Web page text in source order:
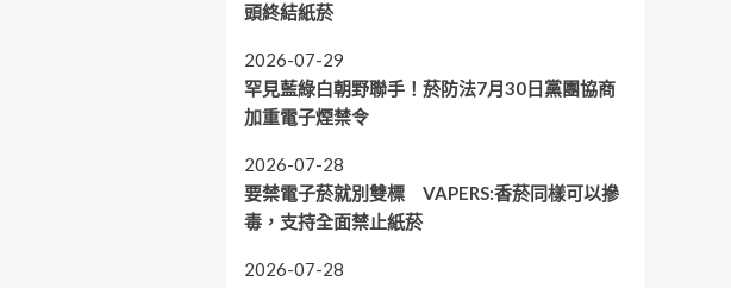
頭終結紙菸
2026-07-29
罕見藍綠白朝野聯手！菸防法7月30日黨團協商
加重電子煙禁令
2026-07-28
要禁電子菸就別雙標 VAPERS:香菸同樣可以摻
毒，支持全面禁止紙菸
2026-07-28